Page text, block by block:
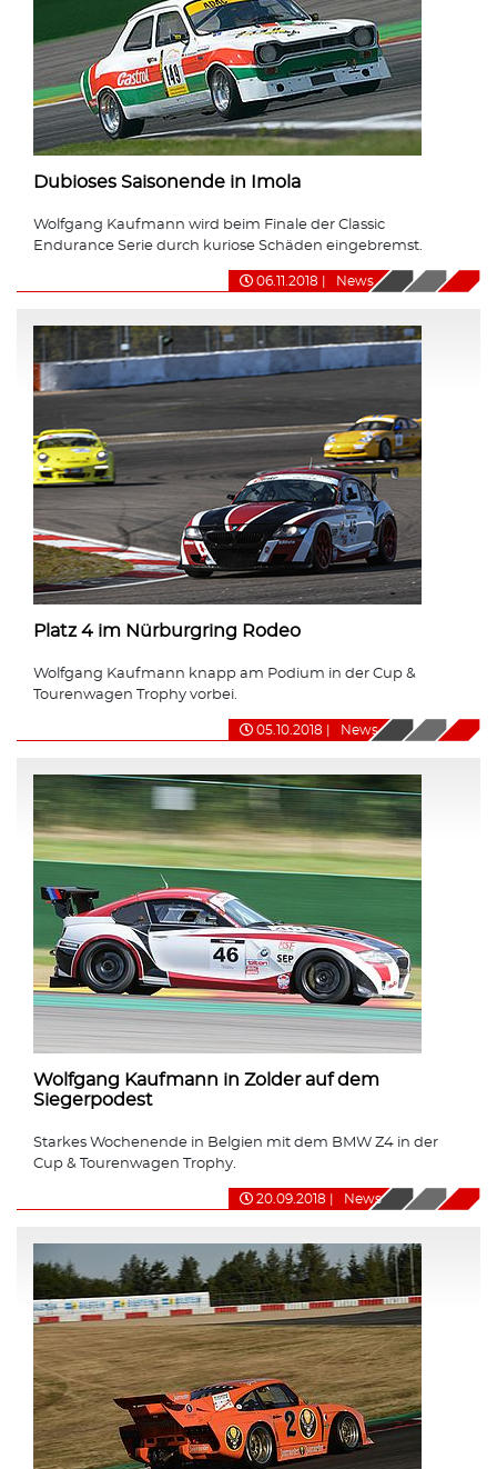
Dubioses Saisonende in Imola
Wolfgang Kaufmann wird beim Finale der Classic
Endurance Serie durch kuriose Schäden eingebremst.
06.11.2018 News
Platz 4 im Nürburgring Rodeo
Wolfgang Kaufmann knapp am Podium in der Cup &
Tourenwagen Trophy vorbei.
05.10.2018 News
Wolfgang Kaufmann in Zolder auf dem
Siegerpodest
Starkes Wochenende in Belgien mit dem BMW Z4 in der
Cup & Tourenwagen Trophy.
20.09.2018 News